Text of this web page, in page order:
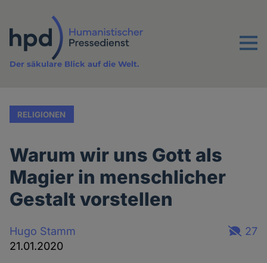
Inhalt
Menu
Der säkulare Blick auf die Welt.
RELIGIONEN
Warum wir uns Gott als
Magier in menschlicher
Gestalt vorstellen
Hugo Stamm
21.01.2020
27